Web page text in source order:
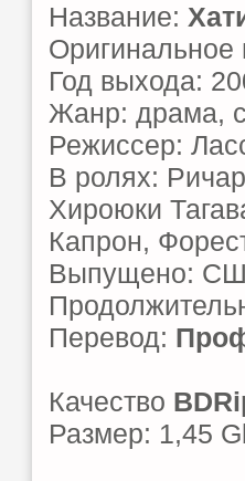
Название:
Оригинальное
Год выхода:
Жанр: драма,
Режиссер:
В ролях:
Хироюки
Капрон,
Выпущено:
Перевод:
Качество
Размер: 1,45